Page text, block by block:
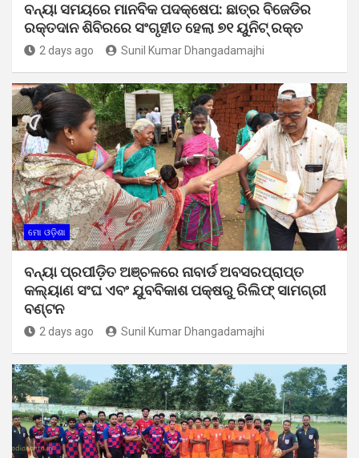
ବନ୍ୟା ସମୟରେ ମାନବିକ ପଦକ୍ଷେପ: ଛାତ୍ର ବିଜେଡିର
ରକ୍ତଦାନ ଶିବିରରେ ସଂଗୃହୀତ ହେଲା ୭୧ ୟୁନିଟ୍ ରକ୍ତ
2 days ago Sunil Kumar Dhangadamajhi
ମୋ ଓଡ଼ିଶା
ବନ୍ୟା ପ୍ରପୀଡ଼ିତ ଅଞ୍ଚଳରେ ନାବାର୍ଡ ଅବସରପ୍ରାପ୍ତ
କଲ୍ୟାଣ ସଂଘ ଏବଂ ଯୁବବିକାଶ ପକ୍ଷରୁ ରିଲିଫ୍ ସାମଗ୍ରୀ
ବଣ୍ଟନ
2 days ago Sunil Kumar Dhangadamajhi